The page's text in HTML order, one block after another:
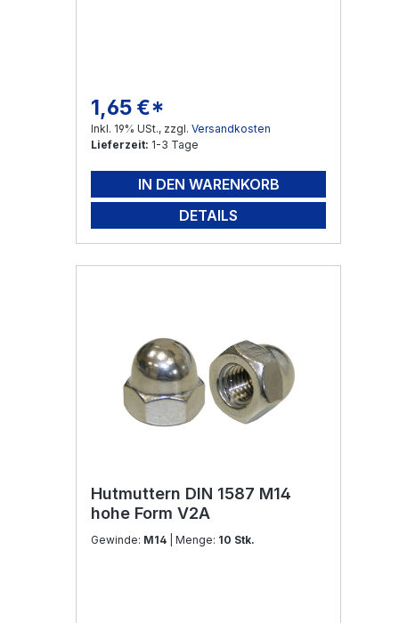
Regulärer Preis:
1,65 €*
Inkl. 19% USt., zzgl. Versandkosten
Lieferzeit: 1-3 Tage
IN DEN WARENKORB
DETAILS
Hutmuttern DIN 1587 M14
hohe Form V2A
Gewinde: M14 | Menge: 10 Stk.